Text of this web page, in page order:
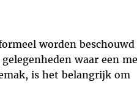
worden beschouwd
waar een
is het belangrijk om